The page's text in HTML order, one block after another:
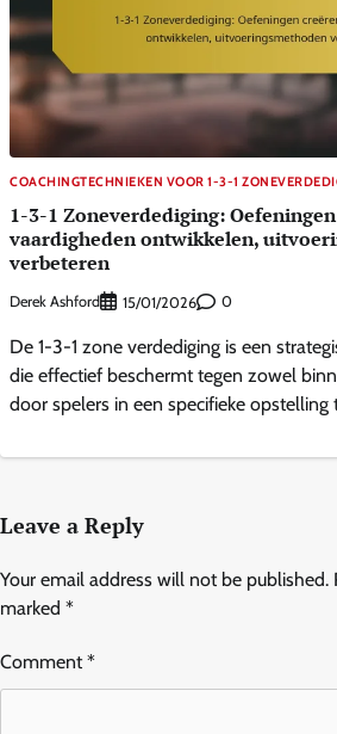
COACHINGTECHNIEKEN VOOR 1-3-1
1-3-1 Zoneverdediging:
vaardigheden ontwikkelen,
verbeteren
Derek Ashford 15/01/2026 0
De 1-3-1 zone verdediging is een
die effectief beschermt tegen zowel
door spelers in een specifieke
Leave a Reply
Your email address will not be published.
marked *
Comment*